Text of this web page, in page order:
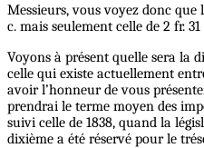
Messieurs, vous voyez donc que
c. mais seulement celle de 2 fr. 31
Voyons à présent quelle sera la
celle qui existe actuellement
avoir l’honneur de vous
prendrai le terme moyen des
suivi celle de 1838, quand la
dixième a été réservé pour le